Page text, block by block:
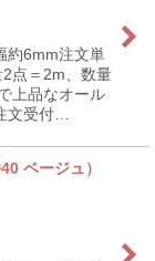
約6mm注文単
点＝2m、数量
上品なオール
文受付…
ベージュ）